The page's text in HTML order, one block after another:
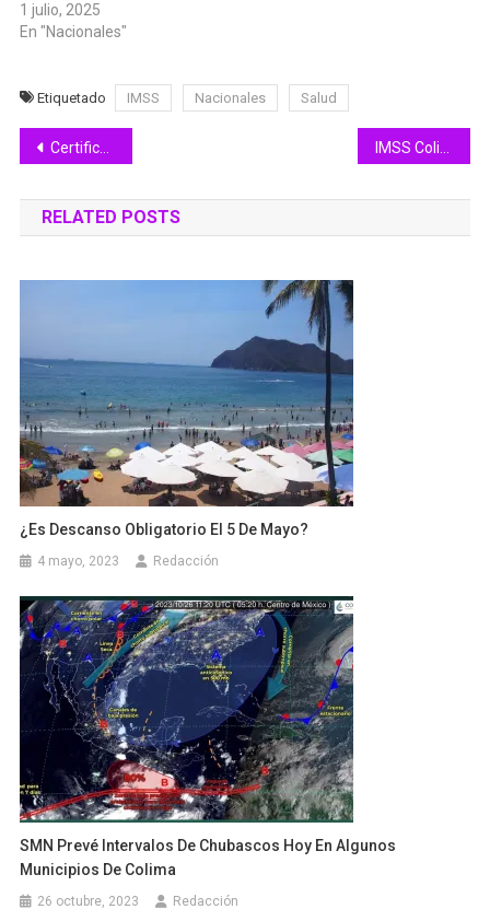
1 julio, 2025
En "Nacionales"
Etiquetado IMSS Nacionales Salud
Navegación
de
entradas
Certificarán a 10 comunidades de Colima como promotoras de la salud IMSS Colima beneficia a niñas, niños y adolescentes con el programa “Sigamos Aprendiendo… en el Hospital”
RELATED POSTS
¿Es Descanso Obligatorio El 5 De Mayo?
4 mayo, 2023 Redacción
SMN Prevé Intervalos De Chubascos Hoy En Algunos
Municipios De Colima
26 octubre, 2023 Redacción